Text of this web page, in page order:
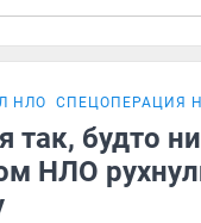
НЛО СПЕЦОПЕРАЦИЯ
так, будто
НЛО